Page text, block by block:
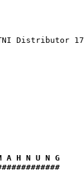
Distributor
A H N U N G